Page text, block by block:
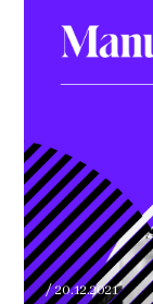
/ 20.12.2021